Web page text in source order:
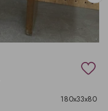
180x33x80